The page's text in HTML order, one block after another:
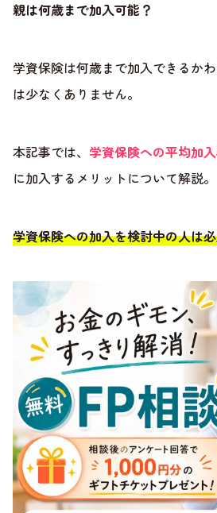
親は何歳まで加入可能？
学資保険は何歳まで加入できるか
は少なくありません。
本記事では、 学資保険への平均加
に加入するメリットについて解説。
学資保険への加入を検討中の人は